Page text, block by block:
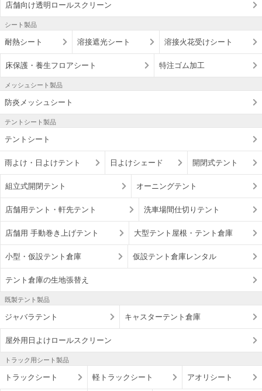
店舗向け透明ロールスクリーン
シート製品
耐熱シート 溶接遮光シート 溶接火花受けシート
床保護・養生フロアシート 特注ゴム加工
メッシュシート製品
防炎メッシュシート
テントシート製品
テントシート
雨よけ・日よけテント 日よけシェード 開閉式テント
組立式開閉テント オーニングテント
店舗用テント・軒先テント 洗車場間仕切りテント
店舗用 手動巻き上げテント 大型テント屋根・テント倉庫
小型・仮設テント倉庫 仮設テント倉庫レンタル
テント倉庫の生地張替え
既製テント製品
ジャバラテント キャスターテント倉庫
屋外用日よけロールスクリーン
トラック用シート製品
トラックシート 軽トラックシート アオリシート